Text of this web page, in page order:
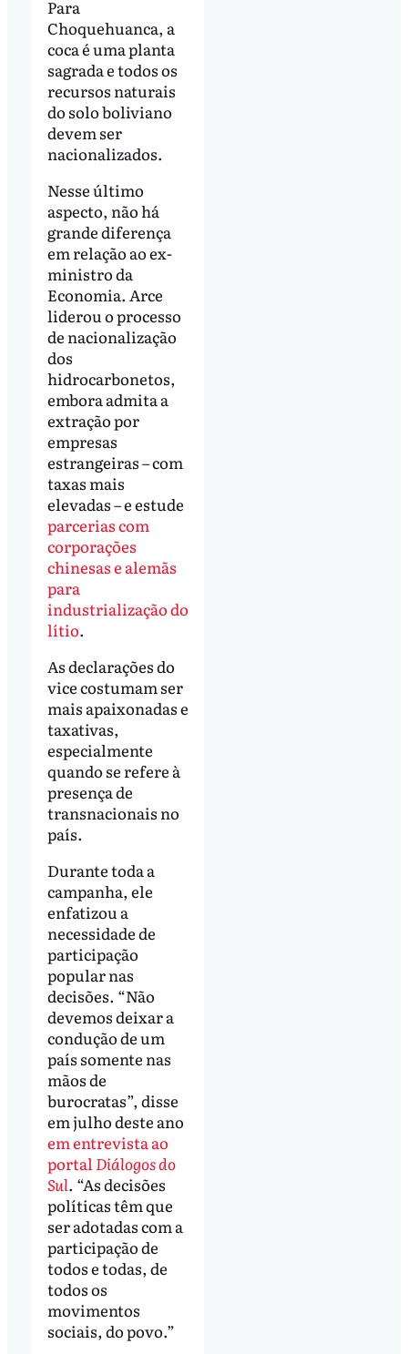
Para
Choquehuanca, a
coca é uma planta
sagrada e todos os
recursos naturais
do solo boliviano
devem ser
nacionalizados.
Nesse último
aspecto, não há
grande diferença
em relação ao ex-
ministro da
Economia. Arce
liderou o processo
de nacionalização
dos
hidrocarbonetos,
embora admita a
extração por
empresas
estrangeiras – com
taxas mais
elevadas – e estude
parcerias com
corporações
chinesas e alemãs
para
industrialização do
lítio.
As declarações do
vice costumam ser
mais apaixonadas e
taxativas,
especialmente
quando se refere à
presença de
transnacionais no
país.
Durante toda a
campanha, ele
enfatizou a
necessidade de
participação
popular nas
decisões. “Não
devemos deixar a
condução de um
país somente nas
mãos de
burocratas”, disse
em julho deste ano
em entrevista ao
portalDiálogos do
Sul. “As decisões
políticas têm que
ser adotadas com a
participação de
todos e todas, de
todos os
movimentos
sociais, do povo.”